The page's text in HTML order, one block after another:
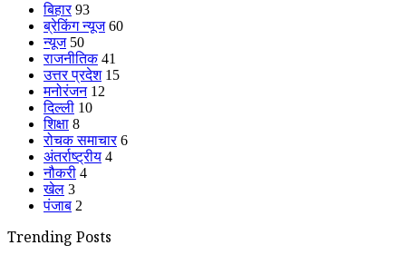
बिहार 93
ब्रेकिंग न्यूज 60
न्यूज 50
राजनीतिक 41
उत्तर प्रदेश 15
मनोरंजन 12
दिल्ली 10
शिक्षा 8
रोचक समाचार 6
अंतर्राष्ट्रीय 4
नौकरी 4
खेल 3
पंजाब 2
Trending Posts